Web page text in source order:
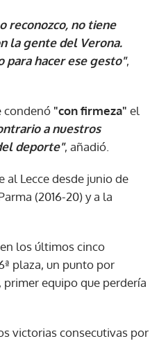
reconozco, no tiene
la gente del Verona.
para hacer ese gesto",
condenó "con firmeza" el
a nuestros
deporte", añadió.
al Lecce desde junio de
(2016-20) y a la
los últimos cinco
plaza, un punto por
primer equipo que perdería
victorias consecutivas por